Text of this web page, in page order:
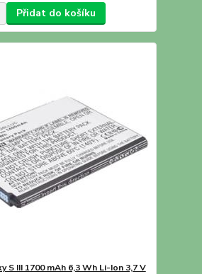
Přidat do košíku
S III 1700 mAh 6,3 Wh Li-Ion 3,7 V